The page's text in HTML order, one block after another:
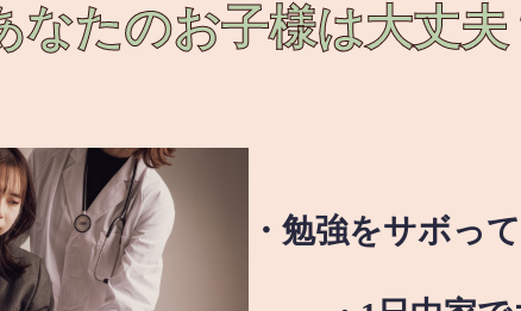
なたのお子様は大丈夫
・勉強をサボっ